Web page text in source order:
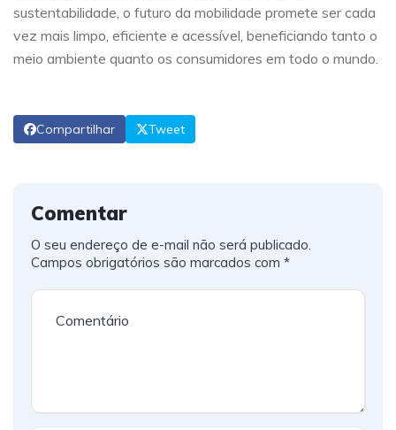
sustentabilidade, o futuro da mobilidade promete ser cada
vez mais limpo, eficiente e acessível, beneficiando tanto o
meio ambiente quanto os consumidores em todo o mundo.
Compartilhar Tweet
Comentar
O seu endereço de e-mail não será publicado.
Campos obrigatórios são marcados com *